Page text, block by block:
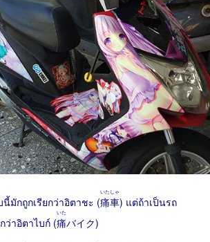
มักถูกเรียกว่าอิตาชะ (痛車
いたしゃ
) แต่ถ้าเป็นรถ
ว่าอิตาไบก์ (痛
いた
バイク)